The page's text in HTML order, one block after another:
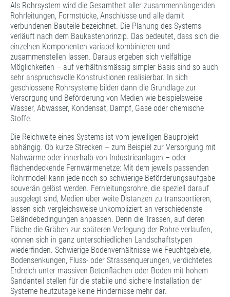
Als Rohrsystem wird die Gesamtheit aller zusammenhängenden
Rohrleitungen, Formstücke, Anschlüsse und alle damit
verbundenen Bauteile bezeichnet. Die Planung des Systems
verläuft nach dem Baukastenprinzip. Das bedeutet, dass sich die
einzelnen Komponenten variabel kombinieren und
zusammenstellen lassen. Daraus ergeben sich vielfältige
Möglichkeiten – auf verhältnismässig simpler Basis sind so auch
sehr anspruchsvolle Konstruktionen realisierbar. In sich
geschlossene Rohrsysteme bilden dann die Grundlage zur
Versorgung und Beförderung von Medien wie beispielsweise
Wasser, Abwasser, Kondensat, Dampf, Gase oder chemische
Stoffe.
Die Reichweite eines Systems ist vom jeweiligen Bauprojekt
abhängig. Ob kurze Strecken – zum Beispiel zur Versorgung mit
Nahwärme oder innerhalb von Industrieanlagen – oder
flächendeckende Fernwärmenetze: Mit dem jeweils passenden
Rohrmodell kann jede noch so schwierige Beförderungsaufgabe
souverän gelöst werden. Fernleitungsrohre, die speziell darauf
ausgelegt sind, Medien über weite Distanzen zu transportieren,
lassen sich vergleichsweise unkompliziert an verschiedenste
Geländebedingungen anpassen. Denn die Trassen, auf deren
Fläche die Gräben zur späteren Verlegung der Rohre verlaufen,
können sich in ganz unterschiedlichen Landschaftstypen
wiederfinden. Schwierige Bodenverhältnisse wie Feuchtgebiete,
Bodensenkungen, Fluss- oder Strassenquerungen, verdichtetes
Erdreich unter massiven Betonflächen oder Böden mit hohem
Sandanteil stellen für die stabile und sichere Installation der
Systeme heutzutage keine Hindernisse mehr dar.